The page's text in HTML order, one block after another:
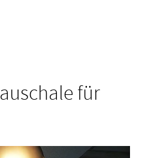
für